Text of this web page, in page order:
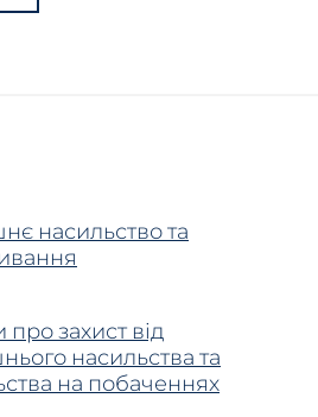
насильство та
про захист від
насильства та
на побаченнях